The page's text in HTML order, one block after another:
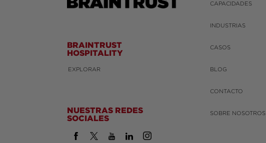
BRAINTRUST
HOSPITALITY
EXPLORAR
NUESTRAS REDES
SOCIALES
CAPACIDADES
INDUSTRIAS
CASOS
BLOG
CONTACTO
SOBRE NOSOTROS